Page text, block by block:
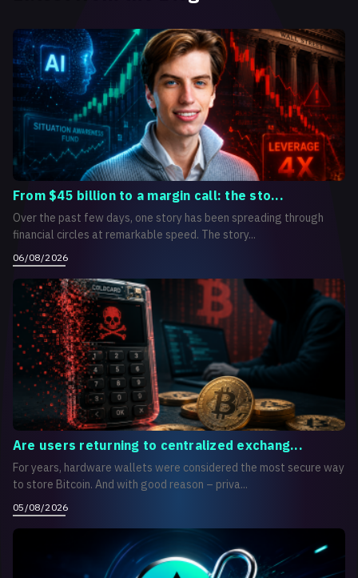
From $45 billion to a margin call: the sto...
Over the past few days, one story has been spreading through
financial circles at remarkable speed. The story...
06/08/2026
Are users returning to centralized exchang...
For years, hardware wallets were considered the most secure way
to store Bitcoin. And with good reason – priva...
05/08/2026